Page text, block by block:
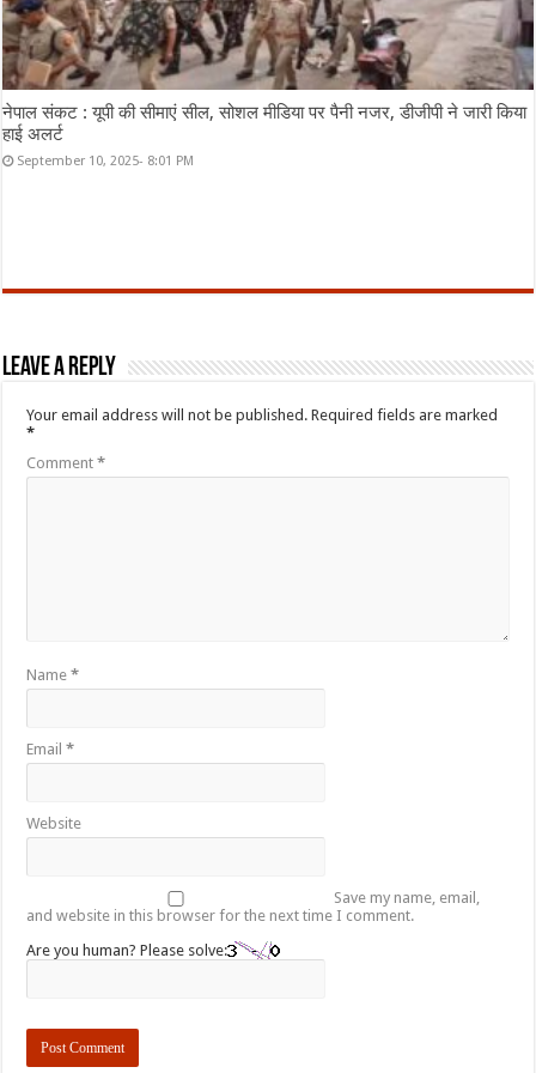
नेपाल संकट : यूपी की सीमाएं सील, सोशल मीडिया पर पैनी नजर, डीजीपी ने जारी किया
हाई अलर्ट
September 10, 2025- 8:01 PM
Leave a Reply
Your email address will not be published. Required fields are marked
*
Comment*
Name*
Email*
Website
Save my name, email,
and website in this browser for the next time I comment.
Are you human? Please solve: